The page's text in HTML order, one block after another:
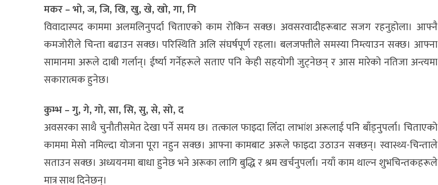
मकर – भो, ज, जि, खि, खु, खे, खो, गा, गि
विवादास्पद काममा अलमलिनुपर्दा चिताएको काम रोकिन सक्छ। अवसरवादीहरूबाट सजग रहनुहोला। आफ्नै
कमजोरीले चिन्ता बढाउन सक्छ। परिस्थिति अलि संघर्षपूर्ण रहला। बलजफ्तीले समस्या निम्त्याउन सक्छ। आफ्ना
सामानमा अरूले दाबी गर्लान्। ईर्ष्या गर्नेहरूले सताए पनि केही सहयोगी जुट्नेछन् र आस मारेको नतिजा अन्त्यमा
सकारात्मक हुनेछ।
कुम्भ – गु, गे, गो, सा, सि, सु, से, सो, द
अवसरका साथै चुनौतीसमेत देखा पर्ने समय छ। तत्काल फाइदा लिँदा लाभांश अरूलाई पनि बाँड्नुपर्ला। चिताएको
काममा मेसो नमिल्दा योजना पूरा नहुन सक्छ। आफ्ना कामबाट अरूले फाइदा उठाउन सक्छन्। स्वास्थ्य-चिन्ताले
सताउन सक्छ। अध्ययनमा बाधा हुनेछ भने अरूका लागि बुद्धि र श्रम खर्चनुपर्ला। नयाँ काम थाल्न शुभचिन्तकहरूले
मात्र साथ दिनेछन्।